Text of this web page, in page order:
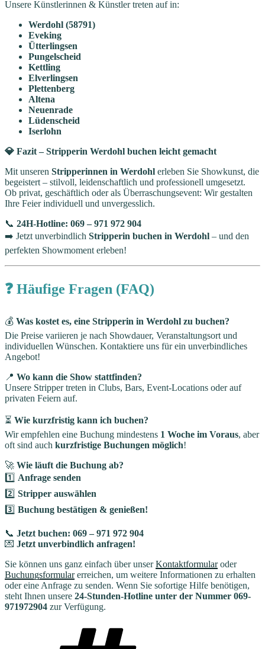
Unsere Künstlerinnen & Künstler treten auf in:
Werdohl (58791)
Eveking
Ütterlingsen
Pungelscheid
Kettling
Elverlingsen
Plettenberg
Altena
Neuenrade
Lüdenscheid
Iserlohn
💎 Fazit – Stripperin Werdohl buchen leicht gemacht
Mit unseren Stripperinnen in Werdohl erleben Sie Showkunst, die
begeistert – stilvoll, leidenschaftlich und professionell umgesetzt.
Ob privat, geschäftlich oder als Überraschungsevent: Wir gestalten
Ihre Feier individuell und unvergesslich.
📞 24H-Hotline: 069 – 971 972 904
➡️ Jetzt unverbindlich Stripperin buchen in Werdohl – und den
perfekten Showmoment erleben!
❓ Häufige Fragen (FAQ)
💰 Was kostet es, eine Stripperin in Werdohl zu buchen?
Die Preise variieren je nach Showdauer, Veranstaltungsort und
individuellen Wünschen. Kontaktiere uns für ein unverbindliches
Angebot!
📍 Wo kann die Show stattfinden?
Unsere Stripper treten in Clubs, Bars, Event-Locations oder auf
privaten Feiern auf.
⏳ Wie kurzfristig kann ich buchen?
Wir empfehlen eine Buchung mindestens 1 Woche im Voraus, aber
oft sind auch kurzfristige Buchungen möglich!
🚀 Wie läuft die Buchung ab?
1️⃣ Anfrage senden
2️⃣ Stripper auswählen
3️⃣ Buchung bestätigen & genießen!
📞 Jetzt buchen: 069 – 971 972 904
💌 Jetzt unverbindlich anfragen!
Sie können uns ganz einfach über unserKontaktformularoder
Buchungsformularerreichen, um weitere Informationen zu erhalten
oder eine Anfrage zu senden. Wenn Sie sofortige Hilfe benötigen,
steht Ihnen unsere 24-Stunden-Hotline unter der Nummer 069-
971972904 zur Verfügung.